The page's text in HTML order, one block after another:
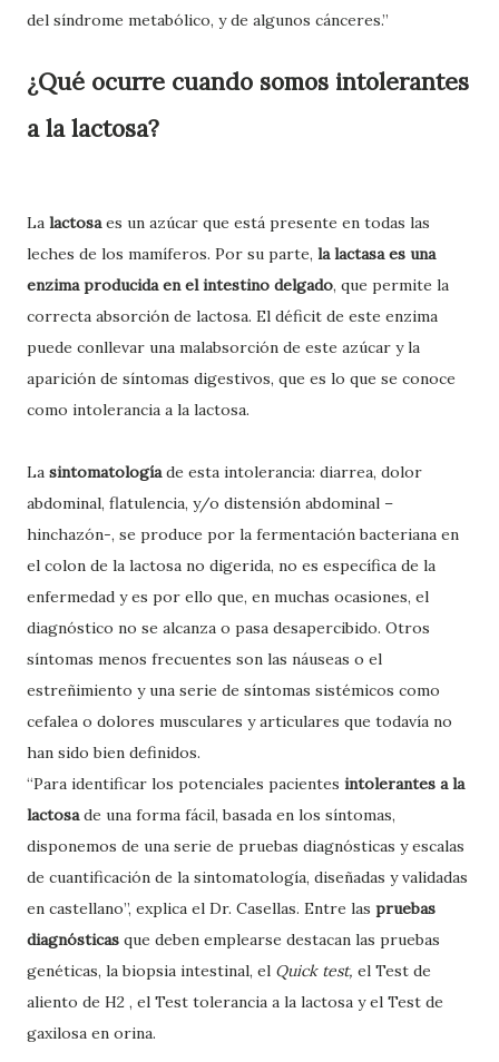
del síndrome metabólico, y de algunos cánceres.”
¿Qué ocurre cuando somos intolerantes
a la lactosa?
La lactosaes un azúcar que está presente en todas las
leches de los mamíferos. Por su parte, la lactasa es una
enzima producida en el intestino delgado, que permite la
correcta absorción de lactosa. El déficit de este enzima
puede conllevar una malabsorción de este azúcar y la
aparición de síntomas digestivos, que es lo que se conoce
como intolerancia a la lactosa.
La sintomatologíade esta intolerancia: diarrea, dolor
abdominal, flatulencia, y/o distensión abdominal –
hinchazón-, se produce por la fermentación bacteriana en
el colon de la lactosa no digerida, no es específica de la
enfermedad y es por ello que, en muchas ocasiones, el
diagnóstico no se alcanza o pasa desapercibido. Otros
síntomas menos frecuentes son las náuseas o el
estreñimiento y una serie de síntomas sistémicos como
cefalea o dolores musculares y articulares que todavía no
han sido bien definidos.
“Para identificar los potenciales pacientes intolerantes a la
lactosade una forma fácil, basada en los síntomas,
disponemos de una serie de pruebas diagnósticas y escalas
de cuantificación de la sintomatología, diseñadas y validadas
en castellano”, explica el Dr. Casellas. Entre las pruebas
diagnósticas que deben emplearse destacan las pruebas
genéticas, la biopsia intestinal, el Quick test, el Test de
aliento de H2 , el Test tolerancia a la lactosa y el Test de
gaxilosa en orina.